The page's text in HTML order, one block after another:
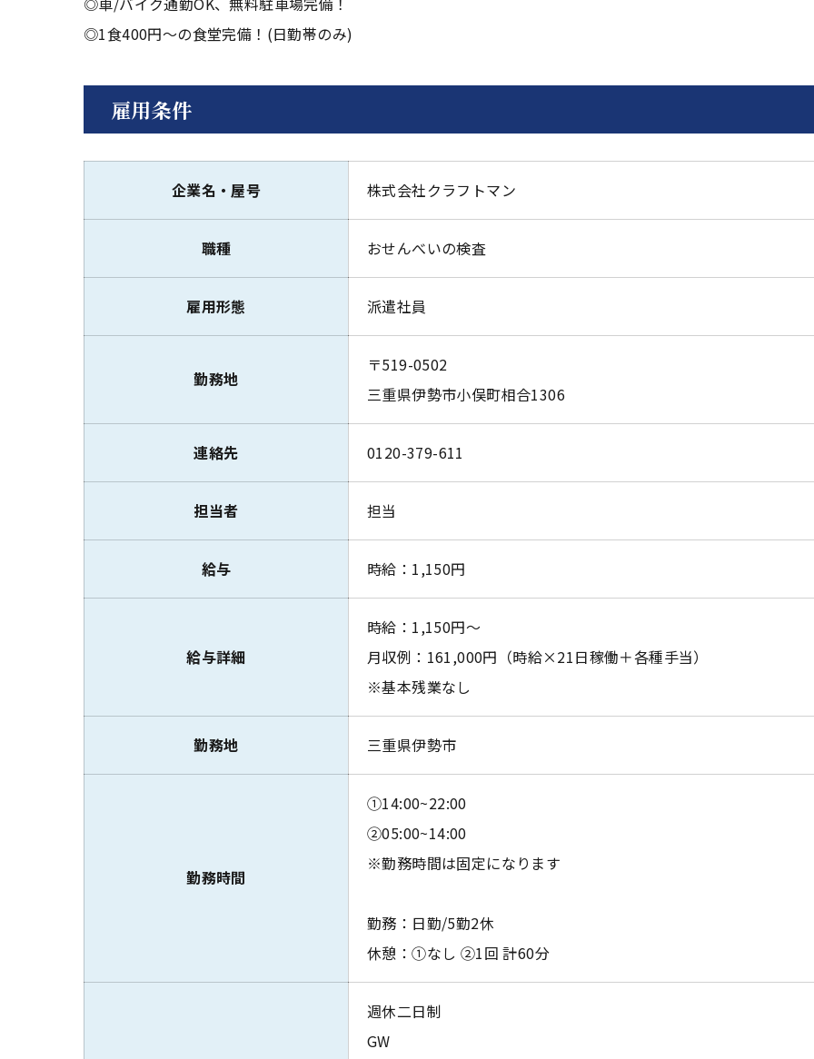
◎1食400円～の食堂完備！(日勤帯のみ)
雇用条件
企業名・屋号 株式会社クラフトマン
職種 おせんべいの検査
雇用形態 派遣社員
勤務地
〒519-0502
三重県伊勢市小俣町相合1306
連絡先 0120-379-611
担当者 担当
給与 時給：1,150円
給与詳細
時給：1,150円～
月収例：161,000円（時給×21日稼働＋各種手当）
※基本残業なし
勤務地 三重県伊勢市
勤務時間
①14:00~22:00
②05:00~14:00
※勤務時間は固定になります
勤務：日勤/5勤2休
休憩：①なし ②1回 計60分
週休二日制
GW